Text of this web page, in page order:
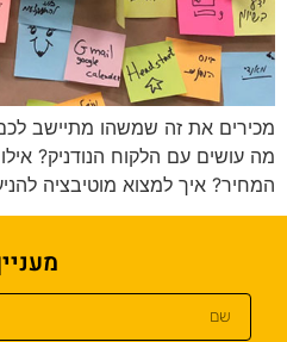
מכירים את זה שמשהו מתיישב
מה עושים עם הלקוח הנודניק?
המחיר? איך למצוא מוטיבציה